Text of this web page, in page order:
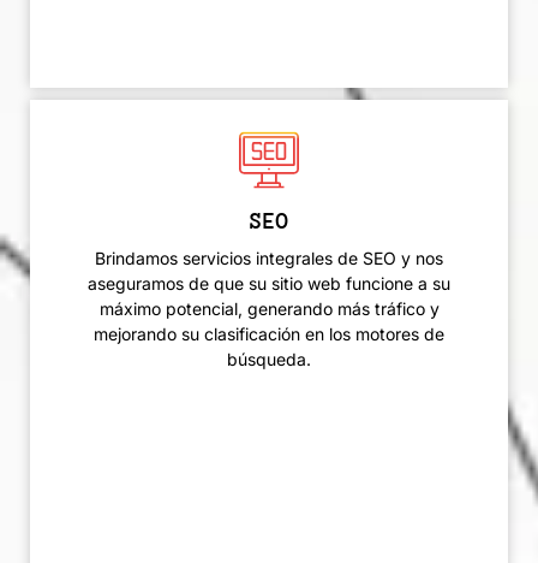
SEO
Brindamos servicios integrales de SEO y nos
aseguramos de que su sitio web funcione a su
máximo potencial, generando más tráfico y
mejorando su clasificación en los motores de
búsqueda.